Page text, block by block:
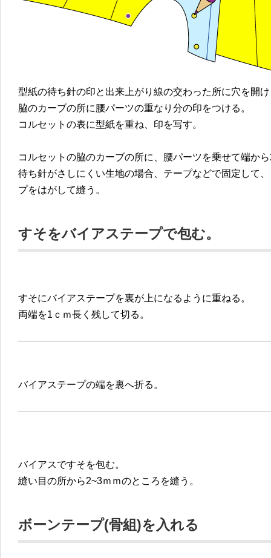
型紙の待ち針の印と出来上がり線の交わった所に穴を開
脇のカーブの所に腰パーツの重なり分の印をつける。
コルセットの表に型紙を重ね、印を写す。
コルセットの脇のカーブの所に、腰パーツを乗せて端か
待ち針がさしにくい生地の場合、テープなどで固定して
プをはがして縫う。
すそをバイアステープで包む。
すそにバイアステープを裏が上になるように重ねる。
両端を1ｃｍ長く残して切る。
バイアステープの端を裏へ折る。
バイアスですそを包む。
縫い目の所から2~3ｍｍのところを縫う。
ボーンテープ(骨組)を入れる